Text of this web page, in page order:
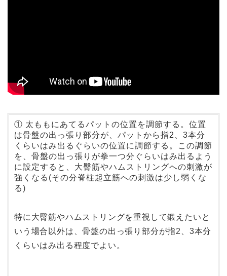
① 太ももにあてるパットの位置を調節する。位置
は骨盤の出っ張り部分が、パットから指2、3本分
くらいはみ出るぐらいの位置に調節する。この調節
を、骨盤の出っ張りが拳一つ分ぐらいはみ出るよう
に設定すると、大臀筋やハムストリングへの刺激が
強くなる(その分脊柱起立筋への刺激は少し弱くな
る)
特に大臀筋やハムストリングを重視して鍛えたいと
いう場合以外は、骨盤の出っ張り部分が指2、3本分
くらいはみ出る程度でよい。